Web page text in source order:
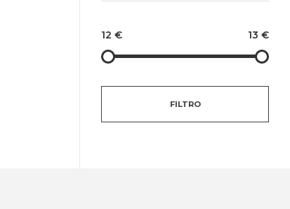
12 € 13 €
FILTRO